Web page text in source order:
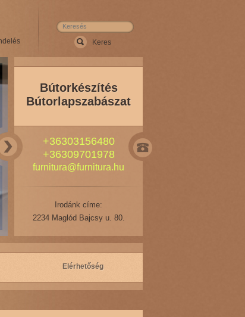
Bútorkészítés
Bútorlapszabászat
+36303156480
+36309701978
furnitura@furnitura.hu
Irodánk címe:
2234 Maglód Bajcsy u. 80.
Elérhetőség